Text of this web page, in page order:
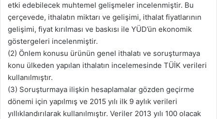
etki edebilecek muhtemel gelişmeler incelenmiştir. Bu
çerçevede, ithalatın miktarı ve gelişimi, ithalat fiyatlarının
gelişimi, fiyat kırılması ve baskısı ile YÜD’ün ekonomik
göstergeleri incelenmiştir.
(2) Önlem konusu ürünün genel ithalatı ve soruşturmaya
konu ülkeden yapılan ithalatın incelemesinde TÜİK verileri
kullanılmıştır.
(3) Soruşturmaya ilişkin hesaplamalar gözden geçirme
dönemi için yapılmış ve 2015 yılı ilk 9 aylık verileri
yıllıklandırılarak kullanılmıştır. Veriler 2013 yılı 100 olacak